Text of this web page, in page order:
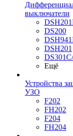
выключатели
DS200
DSH201
Ещё
Устройства
УЗО
F202
FH202
F204
FH204